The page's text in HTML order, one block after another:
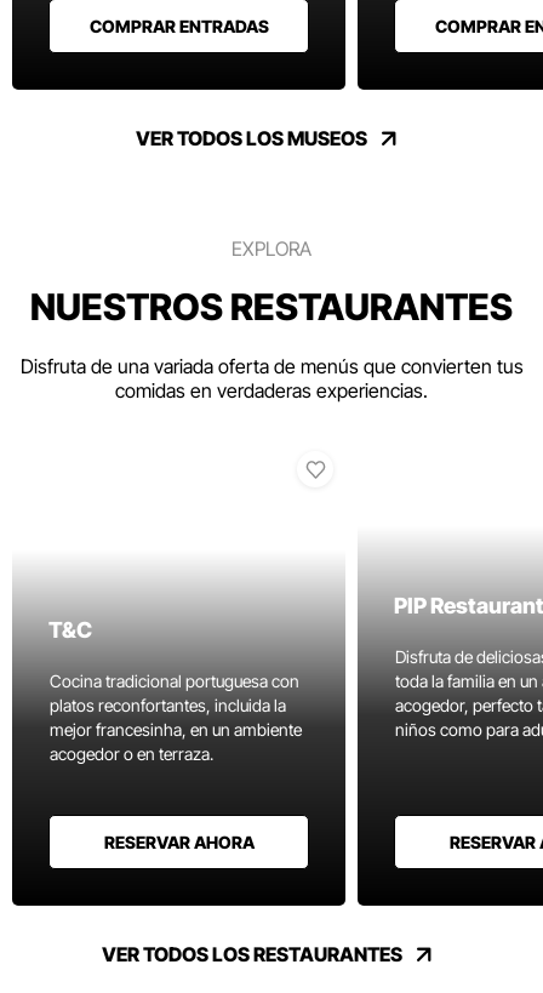
COMPRAR ENTRADAS COMPRAR
VER TODOS LOS MUSEOS
EXPLORA
NUESTROS RESTAURANTES
Disfruta de una variada oferta de menús que convierten tus
comidas en verdaderas experiencias.
T&C
Cocina tradicional portuguesa con
platos reconfortantes, incluida la
mejor francesinha, en un ambiente
acogedor o en terraza.
RESERVAR AHORA
PIP Restaurant
Disfruta de
toda la familia en
acogedor, perfecto
niños como para
RESERVAR
VER TODOS LOS RESTAURANTES